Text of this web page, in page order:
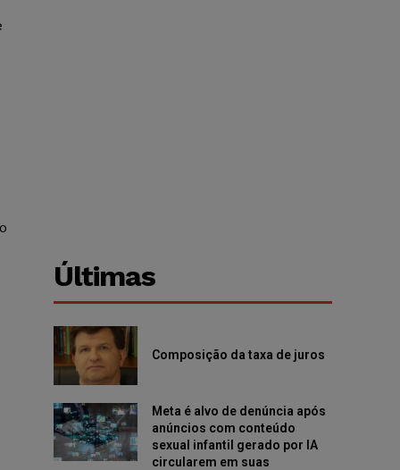
Últimas
Composição da taxa de juros
Meta é alvo de denúncia após
anúncios com conteúdo
sexual infantil gerado por IA
circularem em suas